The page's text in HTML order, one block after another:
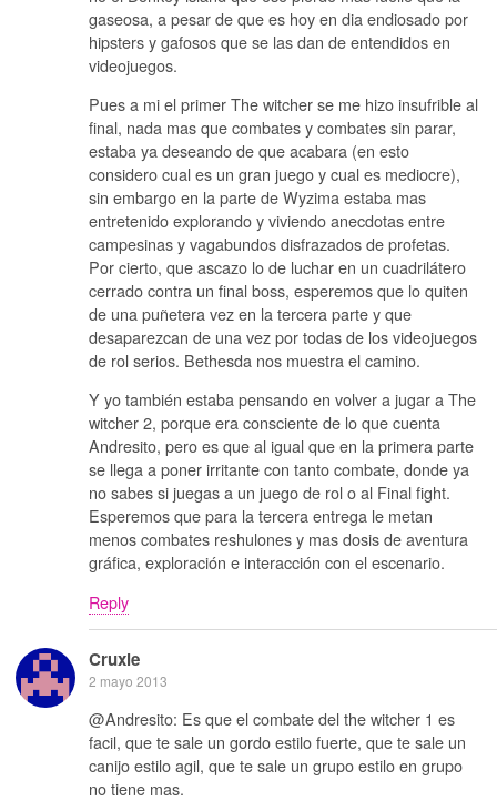
gaseosa, a pesar de que es hoy en dia endiosado por
hipsters y gafosos que se las dan de entendidos en
videojuegos.
Pues a mi el primer The witcher se me hizo insufrible al
final, nada mas que combates y combates sin parar,
estaba ya deseando de que acabara (en esto
considero cual es un gran juego y cual es mediocre),
sin embargo en la parte de Wyzima estaba mas
entretenido explorando y viviendo anecdotas entre
campesinas y vagabundos disfrazados de profetas.
Por cierto, que ascazo lo de luchar en un cuadrilátero
cerrado contra un final boss, esperemos que lo quiten
de una puñetera vez en la tercera parte y que
desaparezcan de una vez por todas de los videojuegos
de rol serios. Bethesda nos muestra el camino.
Y yo también estaba pensando en volver a jugar a The
witcher 2, porque era consciente de lo que cuenta
Andresito, pero es que al igual que en la primera parte
se llega a poner irritante con tanto combate, donde ya
no sabes si juegas a un juego de rol o al Final fight.
Esperemos que para la tercera entrega le metan
menos combates reshulones y mas dosis de aventura
gráfica, exploración e interacción con el escenario.
Reply
Cruxie
2 mayo 2013
@Andresito: Es que el combate del the witcher 1 es
facil, que te sale un gordo estilo fuerte, que te sale un
canijo estilo agil, que te sale un grupo estilo en grupo
no tiene mas.